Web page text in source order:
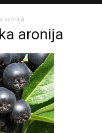
aronija
aronija